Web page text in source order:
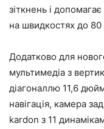
зіткнень і
на швидкостях до 80
Додатково для
мультимедіа з
діагоналлю 11,6
навігація, камера
kardon з 11